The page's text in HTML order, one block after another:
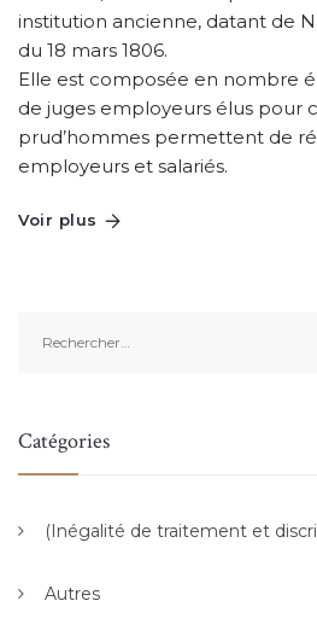
institution ancienne, datant de
du 18 mars 1806.
Elle est composée en nombre
de juges employeurs élus pour
prud’hommes permettent de
employeurs et salariés.
Voir plus
Catégories
(Inégalité de traitement et
Autres